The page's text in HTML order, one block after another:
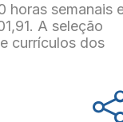
horas semanais
A seleção
currículos dos